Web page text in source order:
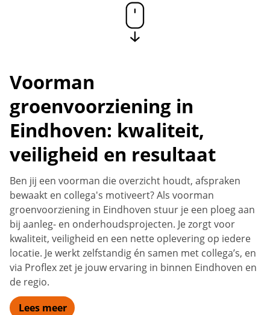
Voorman
groenvoorziening in
Eindhoven: kwaliteit,
veiligheid en resultaat
Ben jij een voorman die overzicht houdt, afspraken
bewaakt en collega's motiveert? Als voorman
groenvoorziening in Eindhoven stuur je een ploeg aan
bij aanleg- en onderhoudsprojecten. Je zorgt voor
kwaliteit, veiligheid en een nette oplevering op iedere
locatie. Je werkt zelfstandig én samen met collega’s, en
via Proflex zet je jouw ervaring in binnen Eindhoven en
de regio.
Lees meer